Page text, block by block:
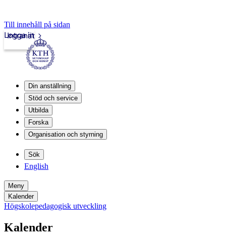
Till innehåll på sidan
Intranät
Logga in
Din anställning
Stöd och service
Utbilda
Forska
Organisation och styrning
Sök
English
Meny
Kalender
Högskolepedagogisk utveckling
Kalender